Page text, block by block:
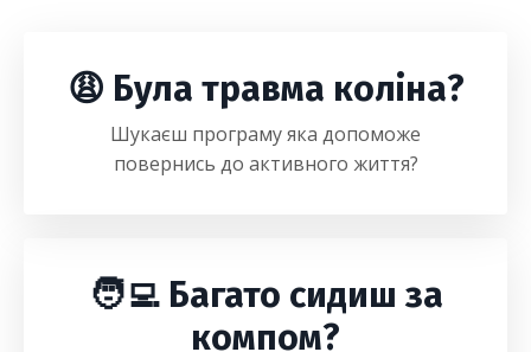
😩 Була травма коліна?
Шукаєш програму яка допоможе
повернись до активного життя?
🧑‍💻 Багато сидиш за
компом?